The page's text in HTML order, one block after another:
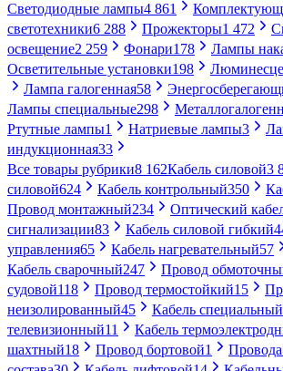
Светодиодные лампы4 861
светотехники6 288 Прожекторы1 472
освещение2 259 Фонари178 Лампы
Осветительные установки198
Лампа галогенная58
Лампы специальные298
Ртутные лампы1 Натриевые лампы3
индукционная33
Все товары рубрики8 162Кабель силовой3
силовой624 Кабель контрольный350
Провод монтажный234 Оптический
сигнализации83 Кабель силовой гибкий
управления65 Кабель нагревательный57
Кабель сварочный247 Провод
судовой118 Провод термостойкий15
неизолированный45 Кабель специальный
телевизионный11 Кабель
шахтный18 Провод бортовой1